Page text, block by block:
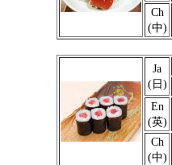
Ch
(中)
Ja
(日)
En
(英)
Ch
(中)